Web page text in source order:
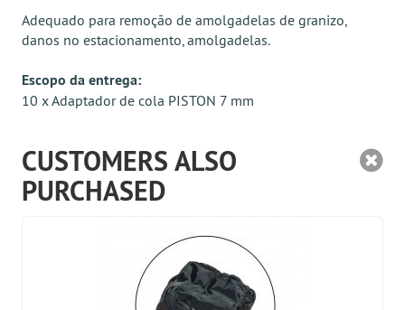
Adequado para remoção de amolgadelas de granizo,
danos no estacionamento, amolgadelas.
Escopo da entrega:
10 x Adaptador de cola PISTON 7 mm
CUSTOMERS ALSO
PURCHASED